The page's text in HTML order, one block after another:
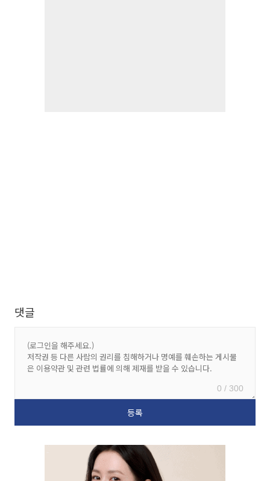
댓글
0 / 300